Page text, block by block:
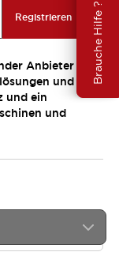
Brauche Hilfe ?
Registrieren
Anbieter
und
und ein
und